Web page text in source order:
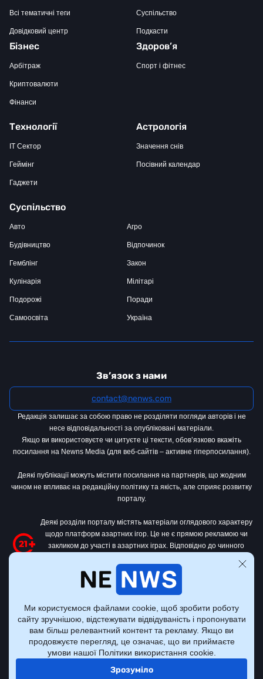
Всі тематичні теги
Довідковий центр
Суспільство
Подкасти
Бізнес
Арбітраж
Криптовалюти
Фінанси
Здоров’я
Спорт і фітнес
Технології
IT Сектор
Геймінг
Гаджети
Астрологія
Значення снів
Посівний календар
Суспільство
Авто Агро
Будівництво Відпочинок
Гемблінг Закон
Кулінарія Мілітарі
Подорожі Поради
Самоосвіта Україна
Зв’язок з нами
contact@nenws.com
Редакція залишає за собою право не розділяти погляди авторів і не
несе відповідальності за опубліковані матеріали.
Якщо ви використовуєте чи цитуєте ці тексти, обов’язково вкажіть
посилання на Newns Media (для веб-сайтів – активне гіперпосилання).
Деякі публікації можуть містити посилання на партнерів, що жодним
чином не впливає на редакційну політику та якість, але сприяє розвитку
порталу.
Деякі розділи порталу містять матеріали оглядового характеру
щодо платформ азартних ігор. Це не є прямою рекламою чи
закликом до участі в азартних іграх. Відповідно до чинного
, цей контент призначений виключно для
осіб віком від 21 року.
Усі матеріали на тему азартних ігор на цьому сайті носять оглядово-
інформаційний характер. Портал не є організатором чи посередником у
сфері азартних ігор.
Всі права захищені © Nenws Media, 2022 - 2026.
Правила користування сайтом
Ми користуємося файлами cookie, щоб зробити роботу
сайту зручнішою, відстежувати відвідуваність і пропонувати
вам більш релевантний контент та рекламу. Якщо ви
продовжуєте перегляд, це означає, що ви приймаєте
умови нашої Політики використання cookie.
Зрозуміло